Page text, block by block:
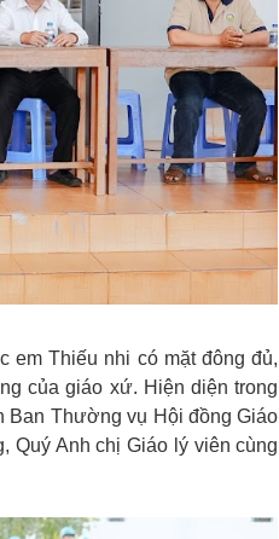
em Thiếu nhi có mặt đông đủ,
của giáo xứ. Hiện diện trong
Ban Thường vụ Hội đồng Giáo
Anh chị Giáo lý viên cùng